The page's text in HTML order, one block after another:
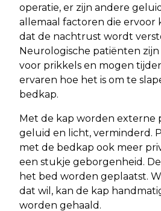
operatie, er zijn andere
allemaal factoren die ervoor
dat de nachtrust wordt
Neurologische patiënten
voor prikkels en mogen
ervaren hoe het is om te
bedkap.
Met de kap worden externe
geluid en licht, verminderd.
met de bedkap ook meer
een stukje geborgenheid.
het bed worden geplaatst.
dat wil, kan de kap
worden gehaald.